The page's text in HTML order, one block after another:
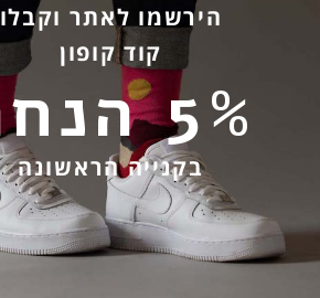
קניה מאובטחת
מהחנות עלינו
הירשמו לאתר וקבלו
קוד קופון
5% הנחה
בקנייה הראשונה